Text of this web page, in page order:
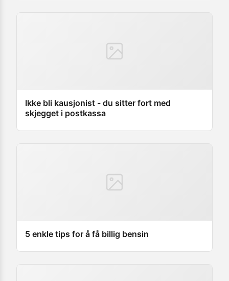
Ikke bli kausjonist - du sitter fort med
skjegget i postkassa
5 enkle tips for å få billig bensin